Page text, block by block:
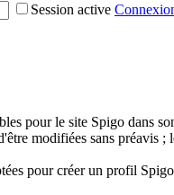
Session active
pour le site Spigo dans
modifiées sans préavis
pour créer un profil